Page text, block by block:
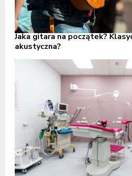
Jaka gitara na początek?
akustyczna?